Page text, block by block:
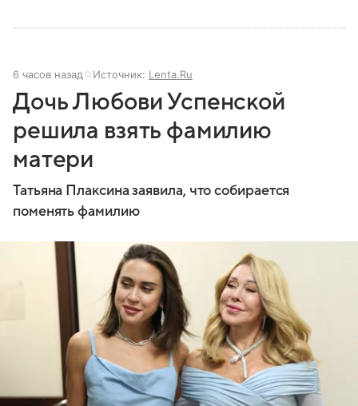
6 часов назад Источник: Lenta.Ru
Дочь Любови Успенской
решила взять фамилию
матери
Татьяна Плаксина заявила, что собирается
поменять фамилию